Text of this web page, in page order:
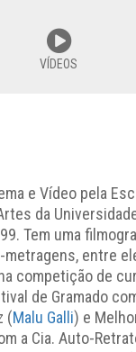
VÍDEOS
e Vídeo pela
da
Tem uma
entre
competição de
de Gramado
(Malu Galli) e
a Cia. Auto-